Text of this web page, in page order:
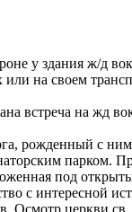
у здания ж/д
на своем
встреча на жд
рожденный с
парком.
под
с интересной
Осмотр церкви св.